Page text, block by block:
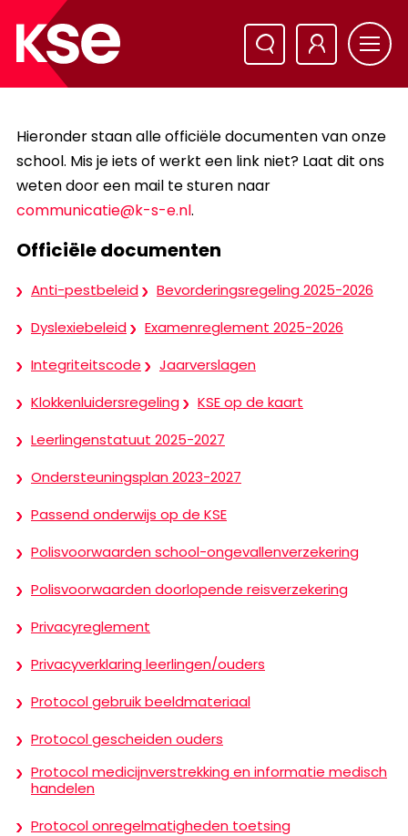
Hieronder staan alle officiële documenten van onze
school. Mis je iets of werkt een link niet? Laat dit ons
weten door een mail te sturen naar
communicatie@k-s-e.nl.
Officiële documenten
Anti-pestbeleid
Bevorderingsregeling 2025-2026
Dyslexiebeleid
Examenreglement 2025-2026
Integriteitscode
Jaarverslagen
Klokkenluidersregeling
KSE op de kaart
Leerlingenstatuut 2025-2027
Ondersteuningsplan 2023-2027
Passend onderwijs op de KSE
Polisvoorwaarden school-ongevallenverzekering
Polisvoorwaarden doorlopende reisverzekering
Privacyreglement
Privacyverklaring leerlingen/ouders
Protocol gebruik beeldmateriaal
Protocol gescheiden ouders
Protocol medicijnverstrekking en informatie medisch
handelen
Protocol onregelmatigheden toetsing